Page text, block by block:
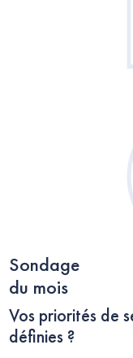
Sondage
du mois
Vos priorités de
définies ?